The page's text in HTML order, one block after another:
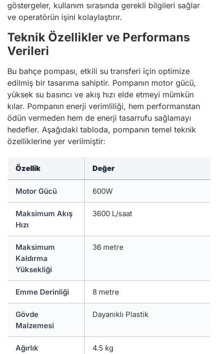
göstergeler, kullanım sırasında gerekli bilgileri sağlar
ve operatörün işini kolaylaştırır.
Teknik Özellikler ve Performans
Verileri
Bu bahçe pompası, etkili su transferi için optimize
edilmiş bir tasarıma sahiptir. Pompanın motor gücü,
yüksek su basıncı ve akış hızı elde etmeyi mümkün
kılar. Pompanın enerji verimliliği, hem performanstan
ödün vermeden hem de enerji tasarrufu sağlamayı
hedefler. Aşağıdaki tabloda, pompanın temel teknik
özelliklerine yer verilmiştir:
Özellik Değer
Motor Gücü 600W
Maksimum Akış
Hızı
3600 L/saat
Maksimum
Kaldırma
Yüksekliği
36 metre
Emme Derinliği 8 metre
Gövde
Malzemesi
Dayanıklı Plastik
Ağırlık 4.5 kg